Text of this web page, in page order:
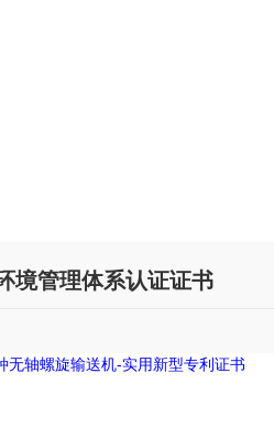
境管理体系认证证书